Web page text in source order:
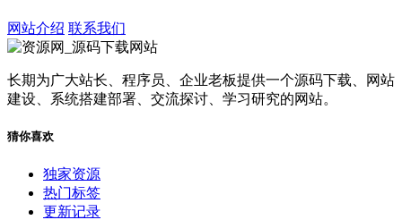
网站介绍 联系我们
长期为广大站长、程序员、企业老板提供一个源码下载、网站
建设、系统搭建部署、交流探讨、学习研究的网站。
猜你喜欢
独家资源
热门标签
更新记录